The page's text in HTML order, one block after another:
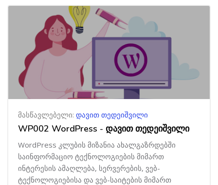
მასწავლებელი: დავით თედეიშვილი
WP002 WordPress - დავით თედეიშვილი
WordPress კლუბის მიზანია ახალგაზრდებში
საინფორმაციო ტექნოლოგიების მიმართ
ინტერესის ამაღლება, სერვერების, ვებ-
ტექნოლოგიებისა და ვებ-საიტების მიმართ